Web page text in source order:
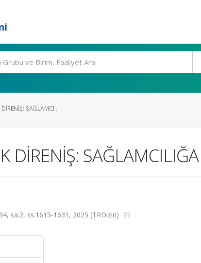
SAĞLAMCI...
DİRENİŞ:
sa.2, ss.1615-1631, 2025 (TRDizin)